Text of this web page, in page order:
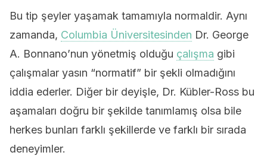
Bu tip şeyler yaşamak tamamıyla normaldir. Aynı
zamanda, Columbia Üniversitesinden Dr. George
A. Bonnano’nun yönetmiş olduğu çalışma gibi
çalışmalar yasın “normatif” bir şekli olmadığını
iddia ederler. Diğer bir deyişle, Dr. Kübler-Ross bu
aşamaları doğru bir şekilde tanımlamış olsa bile
herkes bunları farklı şekillerde ve farklı bir sırada
deneyimler.